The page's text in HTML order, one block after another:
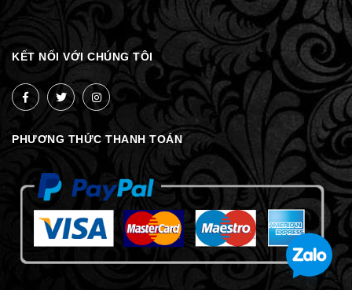
KẾT NỐI VỚI CHÚNG TÔI
PHƯƠNG THỨC THANH TOÁN